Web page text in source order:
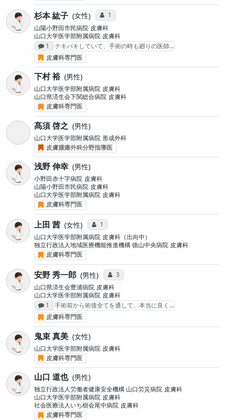
杉本 紘子 女性 コミュニケーション・タイプ投票数
1
山陽小野田市民病院 皮膚科
山口大学医学部附属病院 皮膚科
感想投稿数
1
テキパキしていて、手術の時も廻りの医師…
皮膚科専門医
下村 裕 男性
山口大学医学部附属病院 皮膚科
山口県済生会下関総合病院 皮膚科
皮膚科専門医
髙須 啓之 男性
山口大学医学部附属病院 形成外科
皮膚腫瘍外科分野指導医
浅野 伸幸 男性
小野田赤十字病院 皮膚科
山陽小野田市民病院 皮膚科
山口大学医学部附属病院 皮膚科
皮膚科専門医
上田 茜 女性 コミュニケーション・タイプ投票数
1
山口大学医学部附属病院 皮膚科（出向中）
独立行政法人地域医療機能推進機構 徳山中央病院 皮膚科
皮膚科専門医
安野 秀一郎 男性 コミュニケーション・タイプ投票数
3
山口県済生会豊浦病院 皮膚科
山口大学医学部附属病院 皮膚科
感想投稿数
1
手術前から術後全てを通して、本当に良く…
皮膚科専門医
鬼束 真美 女性
山口大学医学部附属病院 皮膚科
皮膚科専門医
山口 道也 男性
独立行政法人労働者健康安全機構 山口労災病院 皮膚科
山口大学医学部附属病院 皮膚科
社会医療法人いち樹会尾中病院 皮膚科
皮膚科専門医